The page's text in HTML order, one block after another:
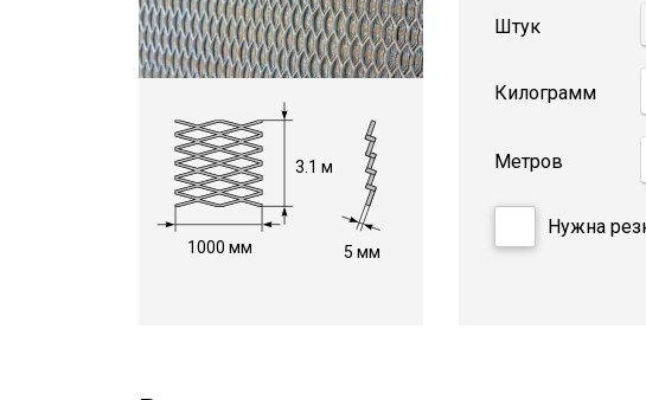
5 мм
3.1 м
1000 мм
Штук
Килограмм
Метров
Нужна